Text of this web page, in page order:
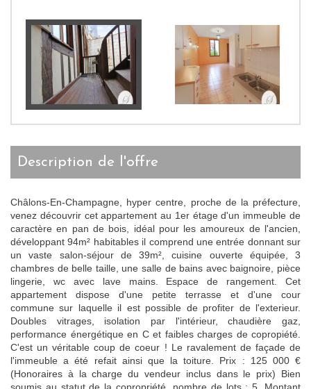
description de l'offre
Châlons-En-Champagne, hyper centre, proche de la préfecture,
venez découvrir cet appartement au 1er étage d'un immeuble de
caractère en pan de bois, idéal pour les amoureux de l'ancien,
développant 94m² habitables il comprend une entrée donnant sur
un vaste salon-séjour de 39m², cuisine ouverte équipée, 3
chambres de belle taille, une salle de bains avec baignoire, pièce
lingerie, wc avec lave mains. Espace de rangement. Cet
appartement dispose d'une petite terrasse et d'une cour
commune sur laquelle il est possible de profiter de l'exterieur.
Doubles vitrages, isolation par l'intérieur, chaudière gaz,
performance énergétique en C et faibles charges de copropiété.
C'est un véritable coup de coeur ! Le ravalement de façade de
l'immeuble a été refait ainsi que la toiture. Prix : 125 000 €
(Honoraires à la charge du vendeur inclus dans le prix) Bien